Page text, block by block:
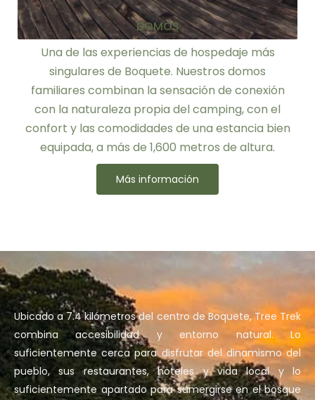
DOMOS
Una de las experiencias de hospedaje más
singulares de Boquete. Nuestros domos
familiares combinan la sensación de conexión
con la naturaleza propia del camping, con el
confort y las comodidades de una estancia bien
equipada, a más de 1,600 metros de altura.
Más información
Ubicado a 7.4 kilómetros del centro de Boquete, Tree Trek
combina accesibilidad y entorno natural. Lo
suficientemente cerca para disfrutar del dinamismo del
pueblo, sus restaurantes, hoteles y vida local y lo
suficientemente apartado para sumergirse en el bosque